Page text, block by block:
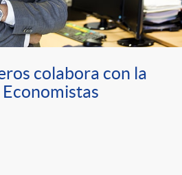
colabora con la